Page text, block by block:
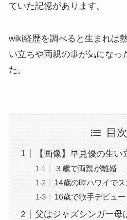
ていた記憶があります。
wiki経歴を調べると生まれは
い立ちや両親の事が気になっ
た。
目次
【画像】早見優の生い
３歳で両親が離婚
14歳の時ハワイで
16歳で歌手デビュー
父はジャズシンガー母